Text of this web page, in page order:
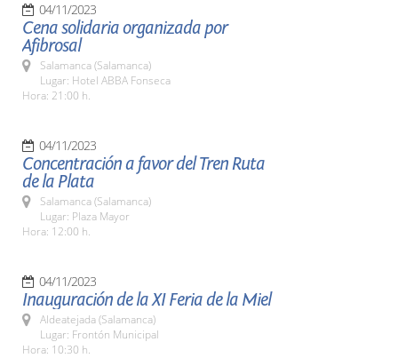
04/11/2023
Cena solidaria organizada por
Afibrosal
Salamanca (Salamanca)
Lugar: Hotel ABBA Fonseca
Hora: 21:00 h.
04/11/2023
Concentración a favor del Tren Ruta
de la Plata
Salamanca (Salamanca)
Lugar: Plaza Mayor
Hora: 12:00 h.
04/11/2023
Inauguración de la XI Feria de la Miel
Aldeatejada (Salamanca)
Lugar: Frontón Municipal
Hora: 10:30 h.